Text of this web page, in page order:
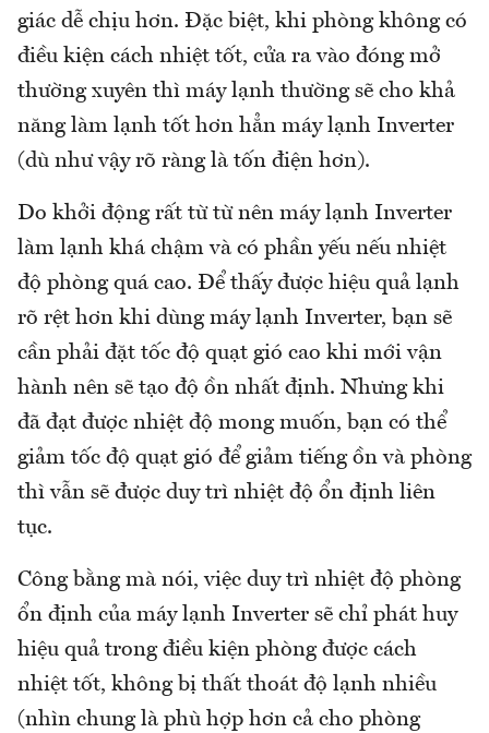
giác dễ chịu hơn. Đặc biệt, khi phòng không có
điều kiện cách nhiệt tốt, cửa ra vào đóng mở
thường xuyên thì máy lạnh thường sẽ cho khả
năng làm lạnh tốt hơn hẳn máy lạnh Inverter
(dù như vậy rõ ràng là tốn điện hơn).
Do khởi động rất từ từ nên máy lạnh Inverter
làm lạnh khá chậm và có phần yếu nếu nhiệt
độ phòng quá cao. Để thấy được hiệu quả lạnh
rõ rệt hơn khi dùng máy lạnh Inverter, bạn sẽ
cần phải đặt tốc độ quạt gió cao khi mới vận
hành nên sẽ tạo độ ồn nhất định. Nhưng khi
đã đạt được nhiệt độ mong muốn, bạn có thể
giảm tốc độ quạt gió để giảm tiếng ồn và phòng
thì vẫn sẽ được duy trì nhiệt độ ổn định liên
tục.
Công bằng mà nói, việc duy trì nhiệt độ phòng
ổn định của máy lạnh Inverter sẽ chỉ phát huy
hiệu quả trong điều kiện phòng được cách
nhiệt tốt, không bị thất thoát độ lạnh nhiều
(nhìn chung là phù hợp hơn cả cho phòng